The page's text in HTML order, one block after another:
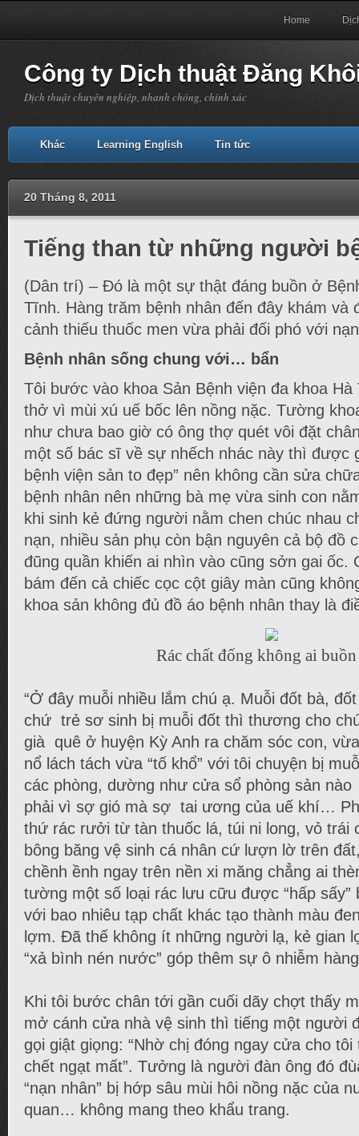
Home
Công ty Dịch thuật Đăng
Dịch thuật chuyên nghiệp, nhanh chóng, chính xác
Khác Learning English Tin tức
20 Tháng 8, 2011
Tiếng than từ những người
(Dân trí) – Đó là một sự thật đáng buồn ở
Tĩnh. Hàng trăm bệnh nhân đến đây khám và
cảnh thiếu thuốc men vừa phải đối phó với
Bệnh nhân sống chung với… bẩn
Tôi bước vào khoa Sản Bệnh viện đa khoa
thở vì mùi xú uế bốc lên nồng nặc. Tường
như chưa bao giờ có ông thợ quét vôi đặt
một số bác sĩ về sự nhếch nhác này thì được
bệnh viện sản to đẹp” nên không cần sửa
bệnh nhân nên những bà mẹ vừa sinh con
khi sinh kẻ đứng người nằm chen chúc nhau
nạn, nhiều sản phụ còn bận nguyên cả bộ đồ
đũng quần khiến ai nhìn vào cũng sởn gai ốc.
bám đến cả chiếc cọc cột giây màn cũng
khoa sản không đủ đồ áo bệnh nhân thay là
Rác chất đống không ai
“Ở đây muỗi nhiều lắm chú ạ. Muỗi đốt bà,
chứ trẻ sơ sinh bị muỗi đốt thì thương cho
già quê ở huyện Kỳ Anh ra chăm sóc con,
nổ lách tách vừa “tố khổ” với tôi chuyện bị
các phòng, dường như cửa sổ phòng sản
phải vì sợ gió mà sợ tai ương của uế khí…
thứ rác rưởi từ tàn thuốc lá, túi ni long, vỏ trái
bông băng vệ sinh cá nhân cứ lượn lờ trên
chềnh ềnh ngay trên nền xi măng chẳng ai
tường một số loại rác lưu cữu được “hấp
với bao nhiêu tạp chất khác tạo thành màu
lợm. Đã thế không ít những người lạ, kẻ gian
“xả bình nén nước” góp thêm sự ô nhiễm
Khi tôi bước chân tới gần cuối dãy chợt thấy
mở cánh cửa nhà vệ sinh thì tiếng một người
gọi giật giọng: “Nhờ chị đóng ngay cửa cho
chết ngạt mất”. Tưởng là người đàn ông đó
“nạn nhân” bị hớp sâu mùi hôi nồng nặc của
quan… không mang theo khẩu trang.